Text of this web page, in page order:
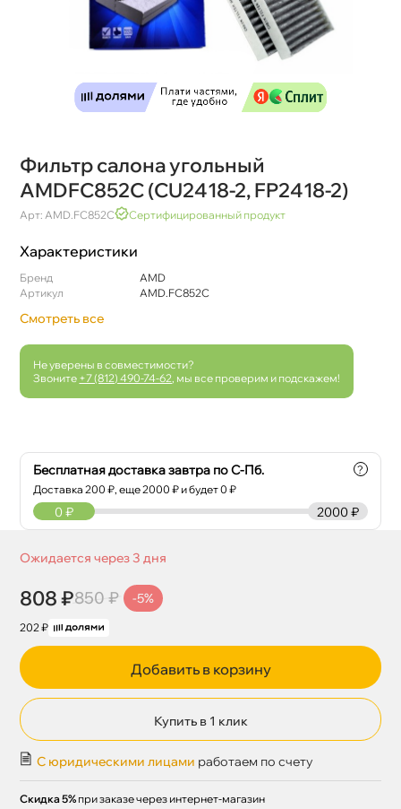
Фильтр салона угольный
AMDFC852C (CU2418-2, FP2418-2)
Арт: AMD.FC852C Сертифицированный продукт
Характеристики
Бренд
AMD
Артикул
AMD.FC852C
Смотреть все
Не уверены в совместимости?
Звоните +7 (812) 490-74-62 , мы все проверим и подскажем!
Бесплатная доставка завтра по С-Пб.
Доставка200 ₽, еще2000 ₽ и будет 0 ₽
?
2000 ₽
0 ₽
Ожидается через 3 дня
808 ₽850 ₽ -5%
202 ₽
Добавить в корзину
Купить в 1 клик
С юридическими лицами работаем по счету
Скидка 5% при заказе через интернет-магазин